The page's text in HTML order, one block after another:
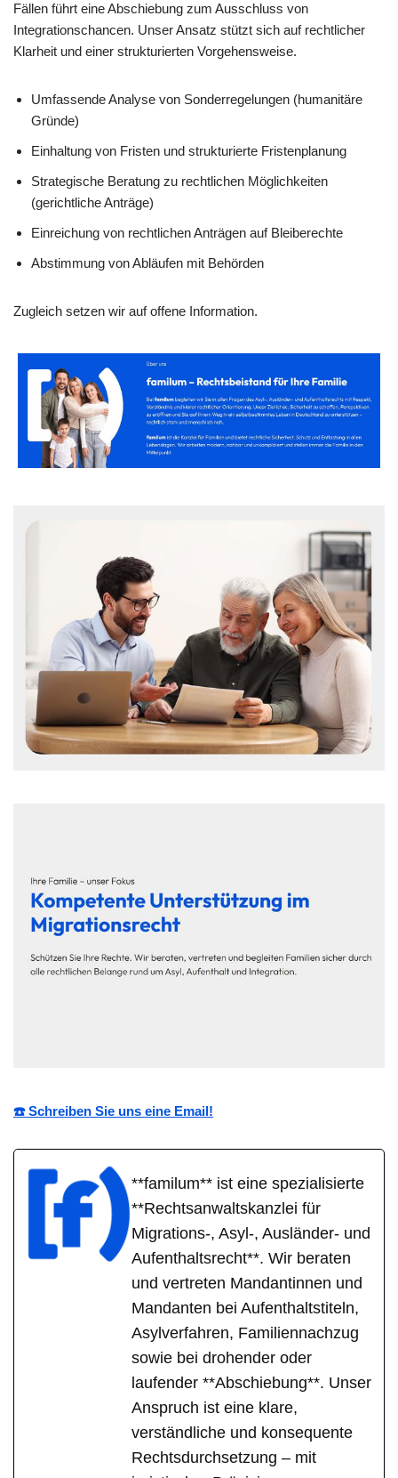
Fällen führt eine Abschiebung zum Ausschluss von
Integrationschancen. Unser Ansatz stützt sich auf rechtlicher
Klarheit und einer strukturierten Vorgehensweise.
Umfassende Analyse von Sonderregelungen (humanitäre
Gründe)
Einhaltung von Fristen und strukturierte Fristenplanung
Strategische Beratung zu rechtlichen Möglichkeiten
(gerichtliche Anträge)
Einreichung von rechtlichen Anträgen auf Bleiberechte
Abstimmung von Abläufen mit Behörden
Zugleich setzen wir auf offene Information.
☎️ Schreiben Sie uns eine Email!
**familum** ist eine spezialisierte
**Rechtsanwaltskanzlei für
Migrations-, Asyl-, Ausländer- und
Aufenthaltsrecht**. Wir beraten
und vertreten Mandantinnen und
Mandanten bei Aufenthaltstiteln,
Asylverfahren, Familiennachzug
sowie bei drohender oder
laufender **Abschiebung**. Unser
Anspruch ist eine klare,
verständliche und konsequente
Rechtsdurchsetzung – mit